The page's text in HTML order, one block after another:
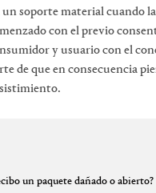
un soporte material cuando
con el previo
y usuario con el
de que en consecuencia
un paquete dañado o abierto?